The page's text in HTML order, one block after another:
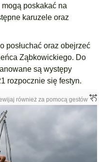
poskakać na
karuzele oraz
posłuchać oraz obejrzeć
Ząbkowickiego. Do
są występy
rozpocznie się festyn.
również za pomocą gestów